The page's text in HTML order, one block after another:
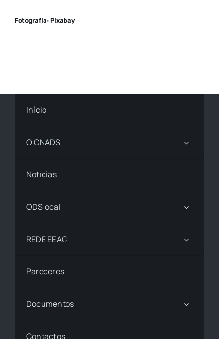
Fotografia: Pixabay
Início
O CNADS
Notícias
ODSlocal
REDE EEAC
Pareceres
Documentos
Contactos